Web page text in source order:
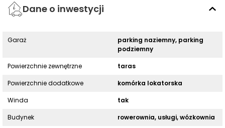
Dane o inwestycji
Garaż
parking naziemny, parking
podziemny
Powierzchnie zewnętrzne
taras
Powierzchnie dodatkowe
komórka lokatorska
Winda
tak
Budynek
rowerownia, usługi, wózkownia